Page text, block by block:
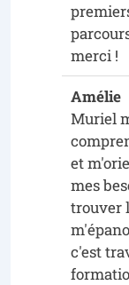
merci !
Amélie
Muriel
et
mes
trouver
c'est